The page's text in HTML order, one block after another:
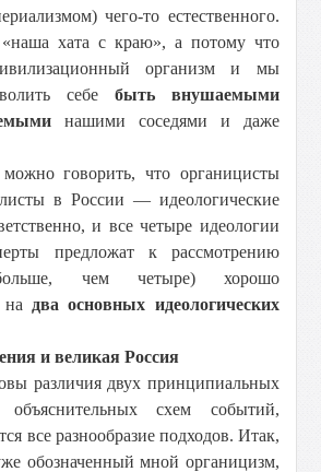
чего-то естественного.
хата с краю», а потому что
организм и мы
себе быть внушаемыми
нашими соседями и даже
говорить, что органицисты
в России — идеологические
и все четыре идеологии
предложат к рассмотрению
больше, чем четыре) хорошо
на два основных идеологических
и великая Россия
различия двух принципиальных
объяснительных схем событий,
все разнообразие подходов. Итак,
обозначенный мной органицизм,